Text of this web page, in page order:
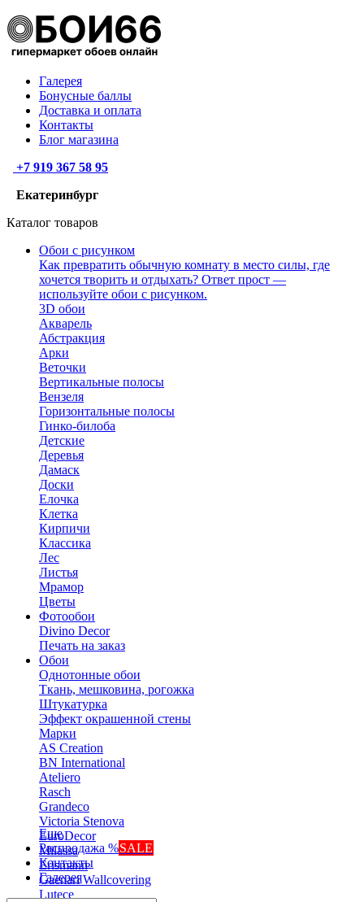
Галерея
Бонусные баллы
Доставка и оплата
Контакты
Блог магазина
+7 919 367 58 95
Екатеринбург
Каталог товаров
Обои с рисунком
Как превратить обычную комнату в место силы, где
хочется творить и отдыхать? Ответ прост —
используйте обои с рисунком.
3D обои
Акварель
Абстракция
Арки
Веточки
Вертикальные полосы
Вензеля
Горизонтальные полосы
Гинко-билоба
Детские
Деревья
Дамаск
Доски
Елочка
Клетка
Кирпичи
Классика
Лес
Листья
Мрамор
Цветы
Фотообои
Divino Decor
Печать на заказ
Обои
Однотонные обои
Ткань, мешковина, рогожка
Штукатурка
Эффект окрашенной стены
Марки
AS Creation
BN International
Ateliero
Rasch
Grandeco
Victoria Stenova
EuroDecor
Milassa
Erismann
Gaenari Wallcovering
Lutece
Еще
Распродажа %SALE
Контакты
Галерея